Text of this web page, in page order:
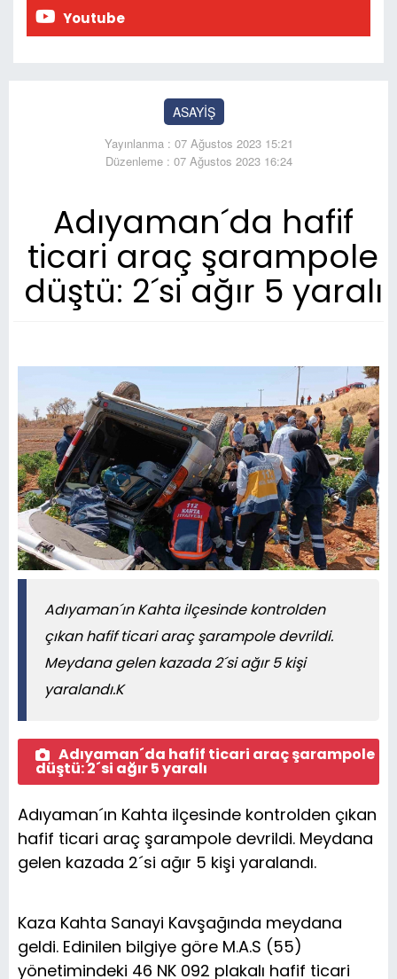
Youtube
ASAYİŞ
Yayınlanma : 07 Ağustos 2023 15:21
Düzenleme : 07 Ağustos 2023 16:24
Adıyaman´da hafif
ticari araç şarampole
düştü: 2´si ağır 5 yaralı
Adıyaman´ın Kahta ilçesinde kontrolden
çıkan hafif ticari araç şarampole devrildi.
Meydana gelen kazada 2´si ağır 5 kişi
yaralandı.K
Adıyaman´da hafif ticari araç şarampole
düştü: 2´si ağır 5 yaralı
Adıyaman´ın Kahta ilçesinde kontrolden çıkan
hafif ticari araç şarampole devrildi. Meydana
gelen kazada 2´si ağır 5 kişi yaralandı.
Kaza Kahta Sanayi Kavşağında meydana
geldi. Edinilen bilgiye göre M.A.S (55)
yönetimindeki 46 NK 092 plakalı hafif ticari